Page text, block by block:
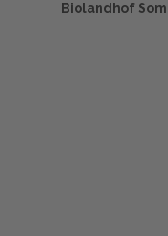
Biolandhof